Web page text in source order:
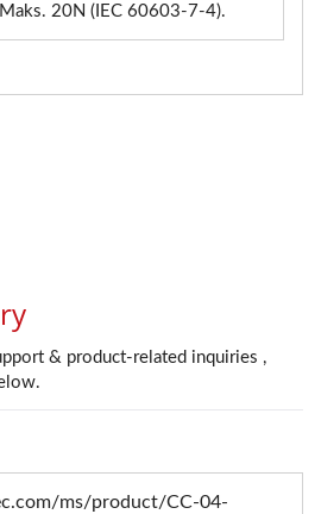
Maks. 20N (IEC 60603-7-4).